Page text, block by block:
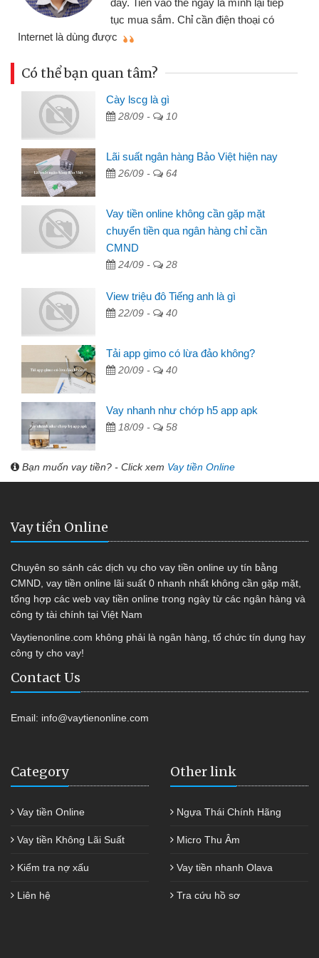
đã giải quyết được công việc của
Có thể bạn quan tâm?
Cày lscg là gì
28/09 - 10
Lãi suất ngân hàng Bảo Việt hiện nay
26/09 - 64
Vay tiền online không cần gặp mặt
chuyển tiền qua ngân hàng chỉ cần
CMND
24/09 - 28
View triệu đô Tiếng anh là gì
22/09 - 40
Tải app gimo có lừa đảo không?
20/09 - 40
Vay nhanh như chớp h5 app apk
18/09 - 58
Bạn muốn vay tiền? - Click xem Vay tiền Online
Vay tiền Online
Chuyên so sánh các dịch vụ cho vay tiền online uy tín bằng
CMND, vay tiền online lãi suất 0 nhanh nhất không cần gặp mặt,
tổng hợp các web vay tiền online trong ngày từ các ngân hàng và
công ty tài chính tại Việt Nam
Vaytienonline.com không phải là ngân hàng, tổ chức tín dụng hay
công ty cho vay!
Contact Us
Email: info@vaytienonline.com
Category
Vay tiền Online
Vay tiền Không Lãi Suất
Kiểm tra nợ xấu
Liên hệ
Other link
Ngựa Thái Chính Hãng
Micro Thu Âm
Vay tiền nhanh Olava
Tra cứu hồ sơ